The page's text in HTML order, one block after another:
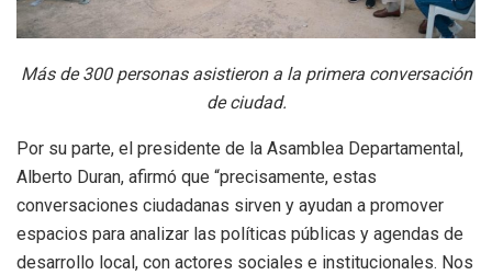
Más de 300 personas asistieron a la primera conversación
de ciudad.
Por su parte, el presidente de la Asamblea Departamental,
Alberto Duran, afirmó que “precisamente, estas
conversaciones ciudadanas sirven y ayudan a promover
espacios para analizar las políticas públicas y agendas de
desarrollo local, con actores sociales e institucionales. Nos